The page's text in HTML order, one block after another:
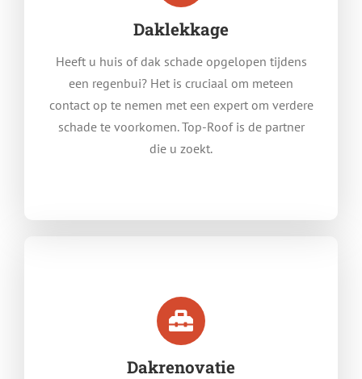
Daklekkage
Heeft u huis of dak schade opgelopen tijdens
een regenbui? Het is cruciaal om meteen
contact op te nemen met een expert om verdere
schade te voorkomen. Top-Roof is de partner
die u zoekt.
Dakrenovatie